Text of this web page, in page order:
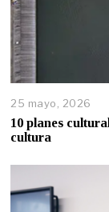
25 mayo, 2026
10 planes
cultura